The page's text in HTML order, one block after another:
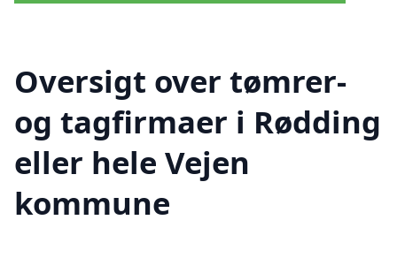
Oversigt over tømrer-
og tagfirmaer i Rødding
eller hele Vejen
kommune